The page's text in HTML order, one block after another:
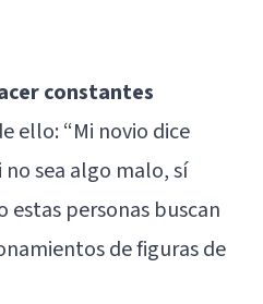
constantes
ello: “Mi novio dice
sea algo malo, sí
personas buscan
de figuras de